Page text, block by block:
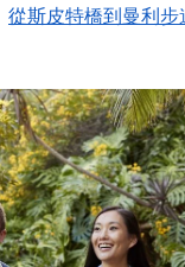
從斯皮特橋到曼利